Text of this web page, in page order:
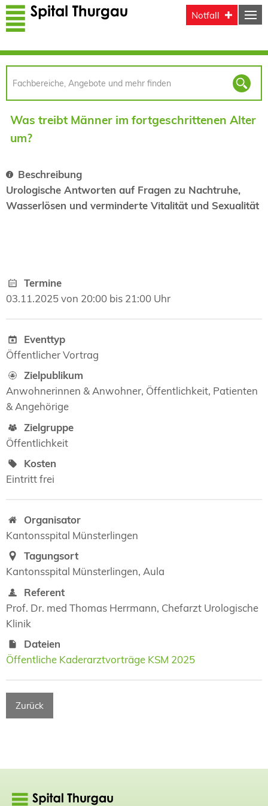
Direkt zum Inhalt
Notfall
Was treibt Männer im fortgeschrittenen Alter
um?
Beschreibung
Urologische Antworten auf Fragen zu Nachtruhe,
Wasserlösen und verminderte Vitalität und Sexualität
Termine
03.11.2025 von 20:00 bis 21:00 Uhr
Eventtyp
Öffentlicher Vortrag
Zielpublikum
Anwohnerinnen & Anwohner, Öffentlichkeit, Patienten
& Angehörige
Zielgruppe
Öffentlichkeit
Kosten
Eintritt frei
Organisator
Kantonsspital Münsterlingen
Tagungsort
Kantonsspital Münsterlingen, Aula
Referent
Prof. Dr. med Thomas Herrmann, Chefarzt Urologische
Klinik
Dateien
Öffentliche Kaderarztvorträge KSM 2025
Zurück